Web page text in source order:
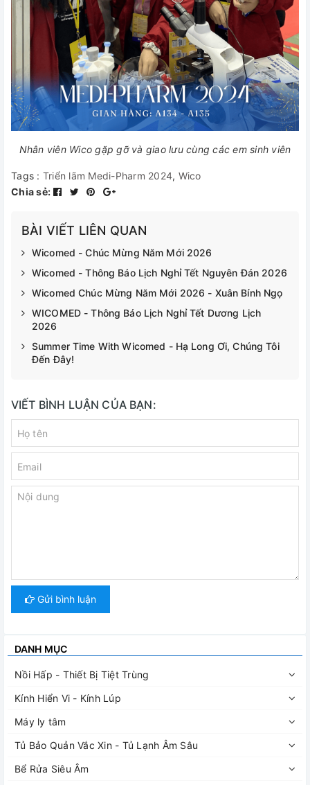
Nhân viên Wico gặp gỡ và giao lưu cùng các em sinh viên
Tags : Triển lãm Medi-Pharm 2024, Wico
Chia sẻ:
BÀI VIẾT LIÊN QUAN
Wicomed - Chúc Mừng Năm Mới 2026
Wicomed - Thông Báo Lịch Nghỉ Tết Nguyên Đán 2026
Wicomed Chúc Mừng Năm Mới 2026 - Xuân Bính Ngọ
WICOMED - Thông Báo Lịch Nghỉ Tết Dương Lịch
2026
Summer Time With Wicomed - Hạ Long Ơi, Chúng Tôi
Đến Đây!
VIẾT BÌNH LUẬN CỦA BẠN:
Gửi bình luận
DANH MỤC
Nồi Hấp - Thiết Bị Tiệt Trùng
Kính Hiển Vi - Kính Lúp
Máy ly tâm
Tủ Bảo Quản Vắc Xin - Tủ Lạnh Âm Sâu
Bể Rửa Siêu Âm